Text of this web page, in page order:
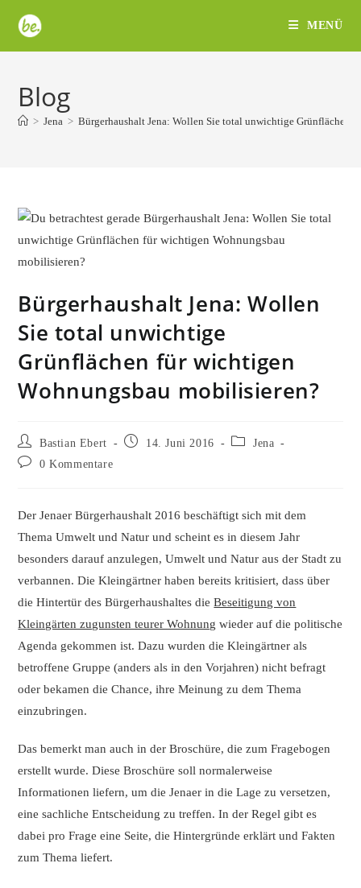
Inhalt
springen
MENÜ
Blog
> Jena > Bürgerhaushalt Jena: Wollen Sie total unwichtige Grünflächen
Bürgerhaushalt Jena: Wollen
Sie total unwichtige
Grünflächen für wichtigen
Wohnungsbau mobilisieren?
Beitrags-
Autor:
Bastian Ebert
Beitrag14. Juni 2016
Beitrags-
Jena
Beitrags-0 Kommentare
Der Jenaer Bürgerhaushalt 2016 beschäftigt sich mit dem
Thema Umwelt und Natur und scheint es in diesem Jahr
besonders darauf anzulegen, Umwelt und Natur aus der Stadt zu
verbannen. Die Kleingärtner haben bereits kritisiert, dass über
die Hintertür des Bürgerhaushaltes dieBeseitigung von
Kleingärten zugunsten teurer Wohnung wieder auf die politische
Agenda gekommen ist. Dazu wurden die Kleingärtner als
betroffene Gruppe (anders als in den Vorjahren) nicht befragt
oder bekamen die Chance, ihre Meinung zu dem Thema
einzubringen.
Das bemerkt man auch in der Broschüre, die zum Fragebogen
erstellt wurde. Diese Broschüre soll normalerweise
Informationen liefern, um die Jenaer in die Lage zu versetzen,
eine sachliche Entscheidung zu treffen. In der Regel gibt es
dabei pro Frage eine Seite, die Hintergründe erklärt und Fakten
zum Thema liefert.